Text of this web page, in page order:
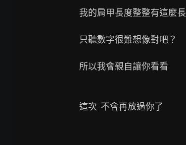
我的肩甲長度整整有這麼長
只聽數字很難想像對吧？
所以我會親自讓你看看
這次  不會再放過你了